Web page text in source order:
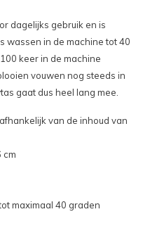
dagelijks gebruik en is
wassen in de machine tot 40
keer in de machine
vouwen nog steeds in
gaat dus heel lang mee.
van de inhoud van
cm
maximaal 40 graden